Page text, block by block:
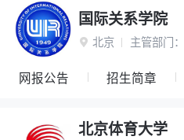
国际关系学院
 北京 主管部门：
网报公告 招生简章
北京体育大学